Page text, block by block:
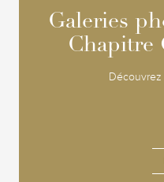
Galeries
Chapitre
Galeries
Chapitre